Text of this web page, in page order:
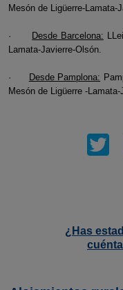
Mesón de Ligüerre-Lamata-
· Desde Barcelona:
Lamata-Javierre-Olsón.
· Desde Pamplona:
Mesón de Ligüerre -
¿Has